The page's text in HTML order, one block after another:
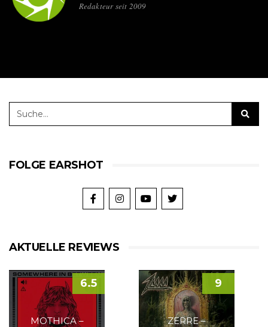
Redakteur seit 2009
FOLGE EARSHOT
AKTUELLE REVIEWS
MOTHICA –
6.5
ZERRE –
9